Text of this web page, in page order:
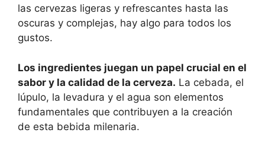
las cervezas ligeras y refrescantes hasta las
oscuras y complejas, hay algo para todos los
gustos.
Los ingredientes juegan un papel crucial en el
sabor y la calidad de la cerveza. La cebada, el
lúpulo, la levadura y el agua son elementos
fundamentales que contribuyen a la creación
de esta bebida milenaria.